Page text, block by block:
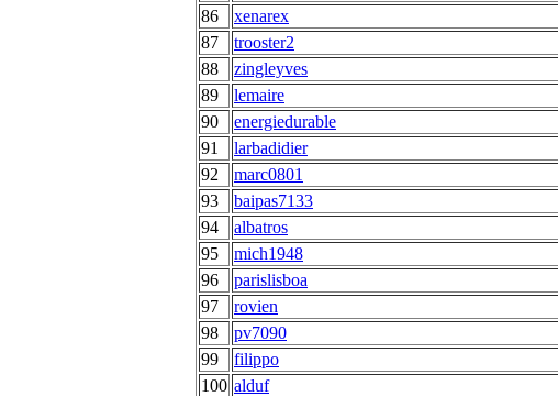
86
xenarex
87
trooster2
88
zingleyves
89
lemaire
90
energiedurable
91
larbadidier
92
marc0801
93
baipas7133
94
albatros
95
mich1948
96
parislisboa
97
rovien
98
pv7090
99
filippo
100 alduf